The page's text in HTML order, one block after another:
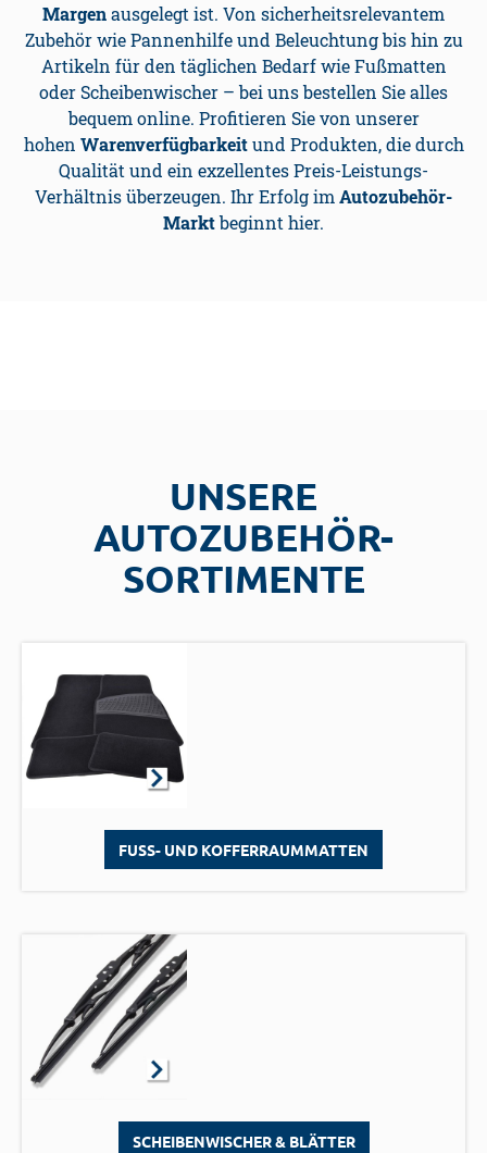
Margenausgelegt ist. Von sicherheitsrelevantem
Zubehör wie Pannenhilfe und Beleuchtung bis hin zu
Artikeln für den täglichen Bedarf wie Fußmatten
oder Scheibenwischer – bei uns bestellen Sie alles
bequem online. Profitieren Sie von unserer
hohen Warenverfügbarkeitund Produkten, die durch
Qualität und ein exzellentes Preis-Leistungs-
Verhältnis überzeugen. Ihr Erfolg imAutozubehör-
Marktbeginnt hier.
UNSERE
AUTOZUBEHÖR-
SORTIMENTE
FUSS- UND KOFFERRAUMMATTEN
SCHEIBENWISCHER & BLÄTTER